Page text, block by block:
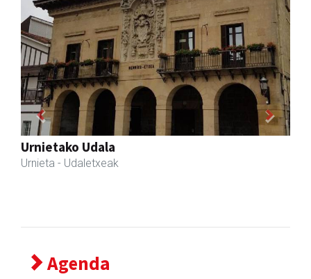
Guria
Urnieta - Jatetxeak
Previous Next
Agenda